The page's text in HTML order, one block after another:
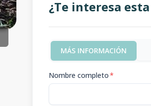
¿Te interesa
MÁS INFORMACIÓN
Nombre completo*